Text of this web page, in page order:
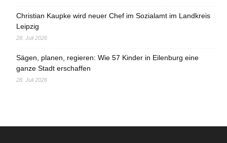
Christian Kaupke wird neuer Chef im Sozialamt im Landkreis
Leipzig
28. Juli 2026
Sägen, planen, regieren: Wie 57 Kinder in Eilenburg eine
ganze Stadt erschaffen
28. Juli 2026